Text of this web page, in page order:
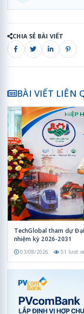
CHIA SẺ BÀI VIẾT
BÀI VIẾT LIÊN
TechGlobal tham dự
nhiệm kỳ 2026-2031
03/08/2026 51 lượt